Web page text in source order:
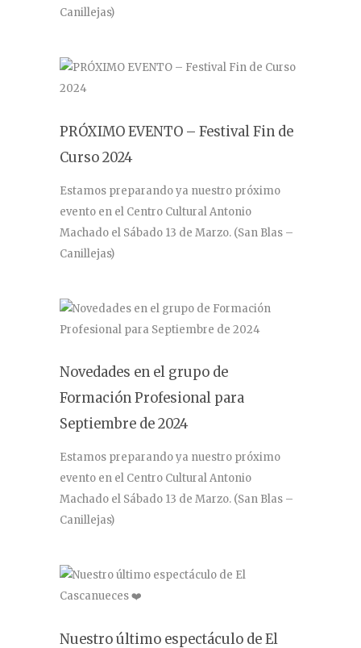
Canillejas)
PRÓXIMO EVENTO – Festival Fin de
Curso 2024
Estamos preparando ya nuestro próximo
evento en el Centro Cultural Antonio
Machado el Sábado 13 de Marzo. (San Blas –
Canillejas)
Novedades en el grupo de
Formación Profesional para
Septiembre de 2024
Estamos preparando ya nuestro próximo
evento en el Centro Cultural Antonio
Machado el Sábado 13 de Marzo. (San Blas –
Canillejas)
Nuestro último espectáculo de El